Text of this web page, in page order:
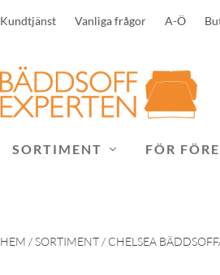
Kundtjänst Vanliga frågor A-Ö
SORTIMENT FÖR
HEM /SORTIMENT/ CHELSEA